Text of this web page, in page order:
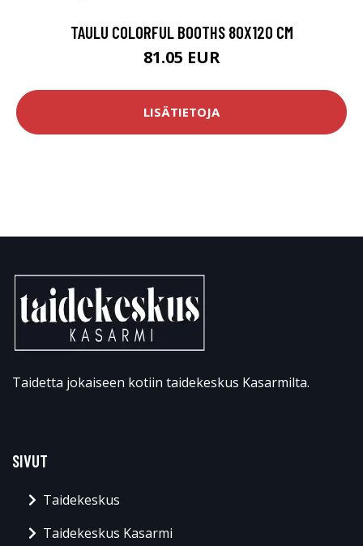
TAULU COLORFUL BOOTHS 80X120 CM
81.05 EUR
LISÄTIETOJA
Taidetta jokaiseen kotiin taidekeskus Kasarmilta.
SIVUT
Taidekeskus
Taidekeskus Kasarmi